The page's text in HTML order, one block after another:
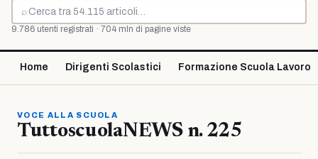
⌕
Cerca
9.786 utenti registrati · 704 mln di pagine viste
Home Dirigenti Scolastici Formazione Scuola Lavoro
VOCE ALLA SCUOLA
TuttoscuolaNEWS n. 225